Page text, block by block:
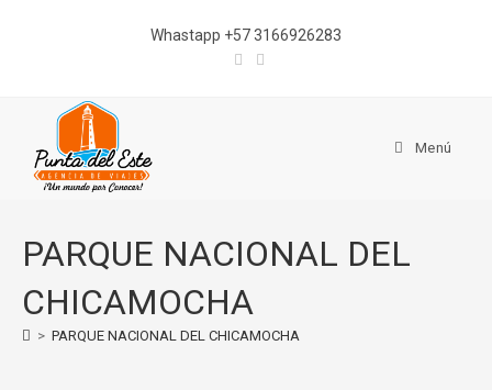
Whastapp +57 3166926283
Menú
PARQUE NACIONAL DEL
CHICAMOCHA
> PARQUE NACIONAL DEL CHICAMOCHA